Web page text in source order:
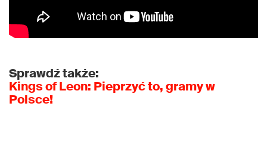
Sprawdź także:
Kings of Leon: Pieprzyć to, gramy w
Polsce!